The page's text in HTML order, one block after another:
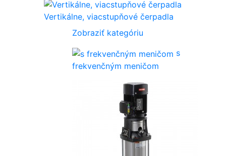
Vertikálne, viacstupňové čerpadla
Zobraziť kategóriu
s
frekvenčným meničom